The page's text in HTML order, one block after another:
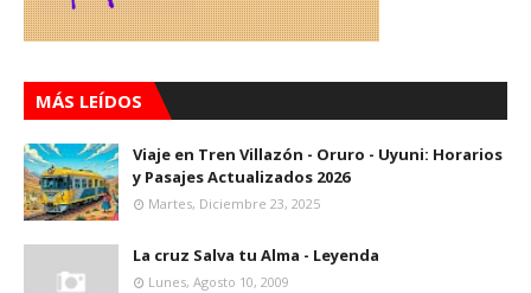
MÁS LEÍDOS
Viaje en Tren Villazón - Oruro - Uyuni: Horarios
y Pasajes Actualizados 2026
Martes, Diciembre 23, 2025
La cruz Salva tu Alma - Leyenda
Lunes, Agosto 10, 2009